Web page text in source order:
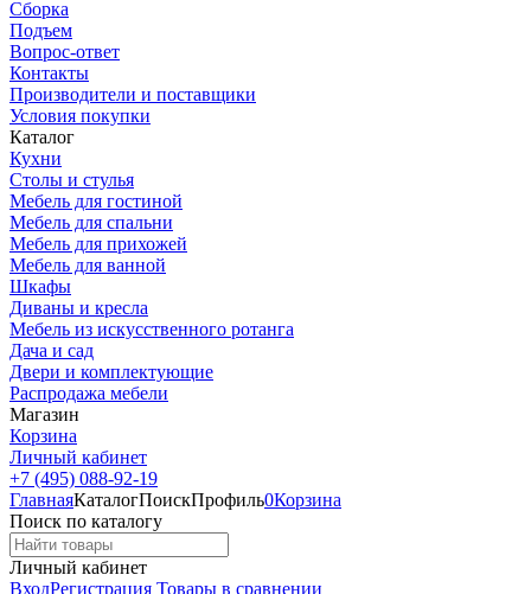
Сборка
Подъем
Вопрос-ответ
Контакты
Производители и поставщики
Условия покупки
Каталог
Кухни
Столы и стулья
Мебель для гостиной
Мебель для спальни
Мебель для прихожей
Мебель для ванной
Шкафы
Диваны и кресла
Мебель из искусственного ротанга
Дача и сад
Двери и комплектующие
Распродажа мебели
Магазин
Корзина
Личный кабинет
+7 (495) 088-92-19
ГлавнаяКаталогПоискПрофиль0Корзина
Поиск по каталогу
Личный кабинет
ВходРегистрация Товары в сравнении